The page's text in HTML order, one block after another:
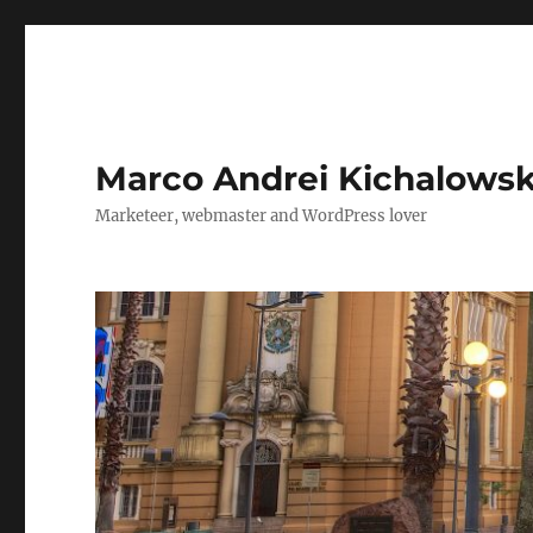
Marco Andrei
Marketeer, webmaster and WordPress lover